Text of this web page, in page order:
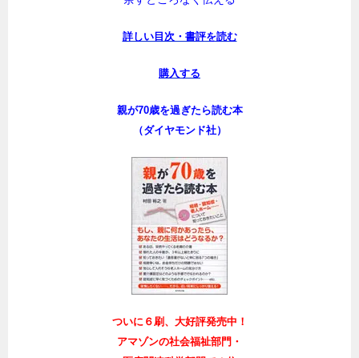
留意すべき点や
余すところなく伝える
詳しい目次・書評を読む
購入する
親が70歳を過ぎたら読む本
（ダイヤモンド社）